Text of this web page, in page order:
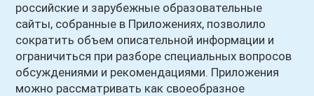
российские и зарубежные образовательные
сайты, собранные в Приложениях, позволило
сократить объем описательной информации и
ограничиться при разборе специальных вопросов
обсуждениями и рекомендациями. Приложения
можно рассматривать как своеобразное